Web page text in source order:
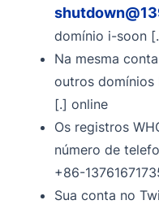
domínio i-soon
Na mesma
outros domínios
[.] online
Os registros
número de
+86-
Sua conta no